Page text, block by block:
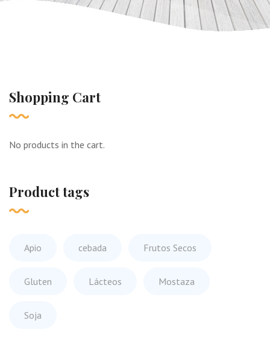
Shopping Cart
No products in the cart.
Product tags
Apio cebada Frutos Secos
Gluten Lácteos Mostaza
Soja